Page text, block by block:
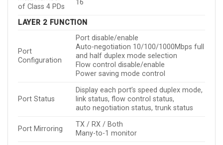
of Class 4 PDs
16
LAYER 2 FUNCTION
Port
Configuration
Port disable/enable
Auto-negotiation 10/100/1000Mbps full
and half duplex mode selection
Flow control disable/enable
Power saving mode control
Port Status
Display each port’s speed duplex mode,
link status, flow control status,
auto negotiation status, trunk status
Port Mirroring
TX / RX / Both
Many-to-1 monitor